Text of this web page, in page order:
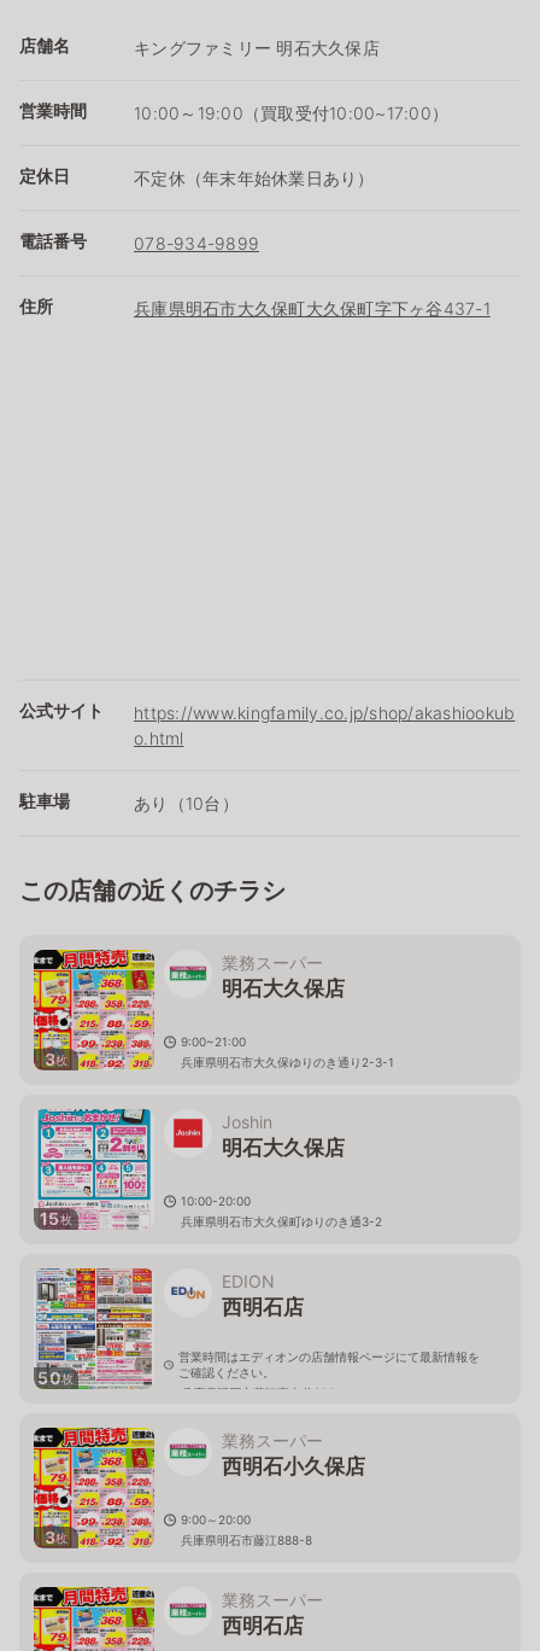
店舗名 キングファミリー 明石大久保店
営業時間 10:00～19:00（買取受付10:00~17:00）
定休日 不定休（年末年始休業日あり）
電話番号 078-934-9899
住所 兵庫県明石市大久保町大久保町字下ヶ谷437-1
公式サイト
https://www.kingfamily.co.jp/shop/akashiookub
o.html
駐車場 あり（10台）
この店舗の近くのチラシ
3枚
業務スーパー
明石大久保店
9:00~21:00
兵庫県明石市大久保ゆりのき通り2-3-1
15枚
Joshin
明石大久保店
10:00-20:00
兵庫県明石市大久保町ゆりのき通3-2
50枚
EDION
西明石店
営業時間はエディオンの店舗情報ページにて最新情報を
ご確認ください。
兵庫県明石市藤江字中谷928
3枚
業務スーパー
西明石小久保店
9:00～20:00
兵庫県明石市藤江888-8
業務スーパー
西明石店